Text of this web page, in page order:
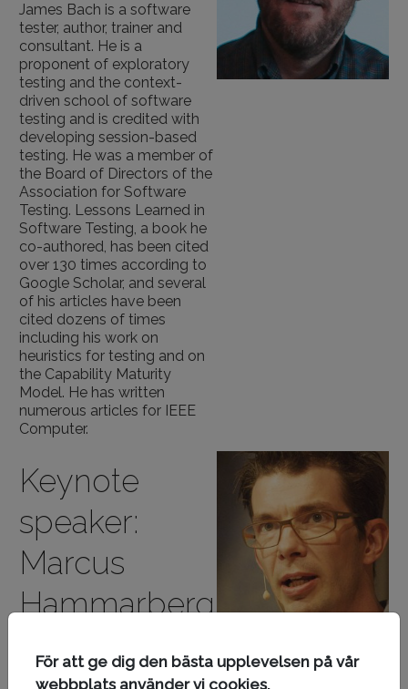
James Bach is a software
tester, author, trainer and
consultant. He is a
proponent of exploratory
testing and the context-
driven school of software
testing and is credited with
developing session-based
testing. He was a member of
the Board of Directors of the
Association for Software
Testing. Lessons Learned in
Software Testing, a book he
co-authored, has been cited
over 130 times according to
Google Scholar, and several
of his articles have been
cited dozens of times
including his work on
heuristics for testing and on
the Capability Maturity
Model. He has written
numerous articles for IEEE
Computer.
Keynote
speaker:
Marcus
Hammarberg
coach, utvecklare och
bloggare. Han har
För att ge dig den bästa upplevelsen på vår
webbplats använder vi cookies.